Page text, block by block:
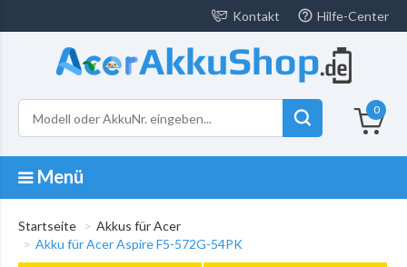
Kontakt Hilfe-Center
0
Menü
Startseite
Akkus für Acer
Akku für Acer Aspire F5-572G-54PK